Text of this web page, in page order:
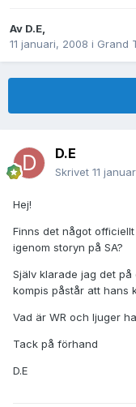
Av D.E,
11 januari, 2008 i Grand
D.E
Skrivet 11
Hej!
Finns det något
igenom storyn på SA?
Själv klarade jag det
kompis påstår att hans
Vad är WR och ljuger
Tack på förhand
D.E